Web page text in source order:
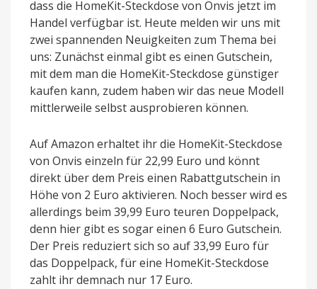
dass die HomeKit-Steckdose von Onvis jetzt im
Handel verfügbar ist. Heute melden wir uns mit
zwei spannenden Neuigkeiten zum Thema bei
uns: Zunächst einmal gibt es einen Gutschein,
mit dem man die HomeKit-Steckdose günstiger
kaufen kann, zudem haben wir das neue Modell
mittlerweile selbst ausprobieren können.
Auf Amazon erhaltet ihr die HomeKit-Steckdose
von Onvis einzeln für 22,99 Euro und könnt
direkt über dem Preis einen Rabattgutschein in
Höhe von 2 Euro aktivieren. Noch besser wird es
allerdings beim 39,99 Euro teuren Doppelpack,
denn hier gibt es sogar einen 6 Euro Gutschein.
Der Preis reduziert sich so auf 33,99 Euro für
das Doppelpack, für eine HomeKit-Steckdose
zahlt ihr demnach nur 17 Euro.